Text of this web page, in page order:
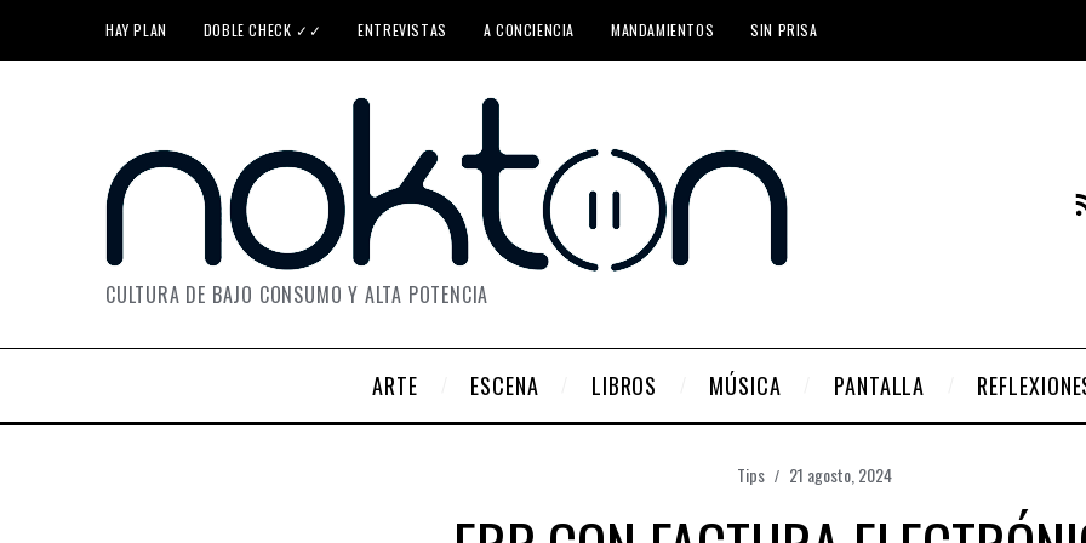
HAY PLAN DOBLE CHECK ✓✓ ENTREVISTAS A CONCIENCIA MANDAMIENTOS SIN PRISA
CULTURA DE BAJO CONSUMO Y ALTA POTENCIA
ARTE ESCENA LIBROS MÚSICA PANTALLA
Tips 21 agosto, 2024